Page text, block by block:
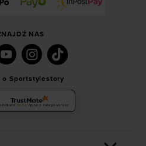
NAS
o Sportstylestory
6036 opinii z całego okresu